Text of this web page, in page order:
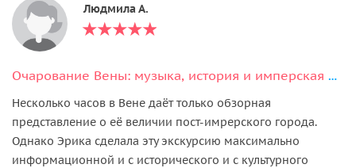
Людмила А.
Очарование Вены: музыка, история и имперская роскошь
Несколько часов в Вене даёт только обзорная
представление о её величии пост-имрерского города.
Однако Эрика сделала эту экскурсию максимально
информационной и с исторического и с культурного